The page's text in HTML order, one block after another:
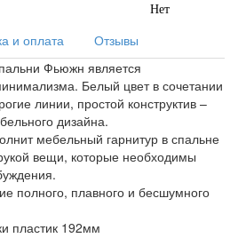
Нет
и оплата
Отзывы
Фьюжн является
Белый цвет в сочетании
линии, простой конструктив –
дизайна.
мебельный гарнитур в спальне
вещи, которые необходимы
полного, плавного и бесшумного
пластик 192мм